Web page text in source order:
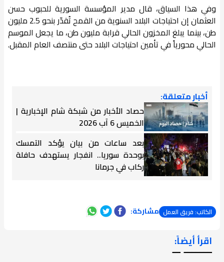
وفي هذا السياق، قال مدير المؤسسة السورية للحبوب حسن
العثمان إن احتياجات البلاد السنوية من القمح تُقدّر بنحو 2.5 مليون
طن، بينما يبلغ المخزون الحالي قرابة مليون طن، ما يجعل الموسم
الحالي محورياً في تأمين احتياجات البلاد حتى منتصف العام المقبل.
أخبار متعلقة:
حصاد الأخبار من شبكة شام الإخبارية |
الخميس 6 آب 2026
بعد ساعات من بيان يؤكد التمسك
بوحدة سوريا.. انفجار يستهدف حافلة
ركاب في جرمانا
الكاتب: فريق العمل مشاركة:
اقرأ أيضاً:
ـــــــ ــ